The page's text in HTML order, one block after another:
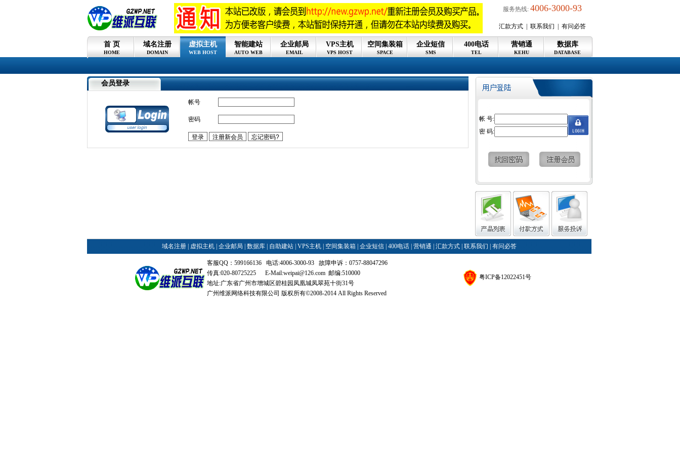
服务热线: 4006-3000-93
汇款方式 联系我们 有问必答
首 页
HOME
域名注册
DOMAIN
虚拟主机
WEB HOST
智能建站
AUTO WEB
企业邮局
EMAIL
VPS主机
VPS HOST
空间集装箱
SPACE
企业短信
SMS
400电话
TEL
营销通
KEHU
数据库
DATABASE
会员登录
帐号
密码
帐 号:
密 码:
域名注册 虚拟主机 企业邮局 数据库 自助建站 VPS主机 空间集装箱 企业短信 400电话 营销通 汇款方式 联系我们 有问必答
客服QQ：599166136 电话:4006-3000-93 故障申诉：0757-88047296
传真:020-80725225 E-Mail:weipai@126.com 邮编:510000
地址:广东省广州市增城区碧桂园凤凰城凤翠苑十街31号
广州维派网络科技有限公司 版权所有©2008-2014 All Rights Reserved
粤ICP备12022451号